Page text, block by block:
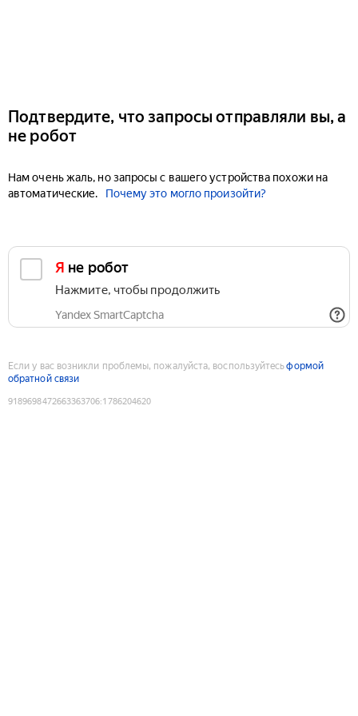
Подтвердите, что запросы отправляли вы, а
не робот
Нам очень жаль, но запросы с вашего устройства похожи на
автоматические.
Почему это могло произойти?
Я не робот
Нажмите, чтобы продолжить
Yandex SmartCaptcha
Если у вас возникли проблемы, пожалуйста, воспользуйтесьформой
обратной связи
9189698472663363706:1786204620